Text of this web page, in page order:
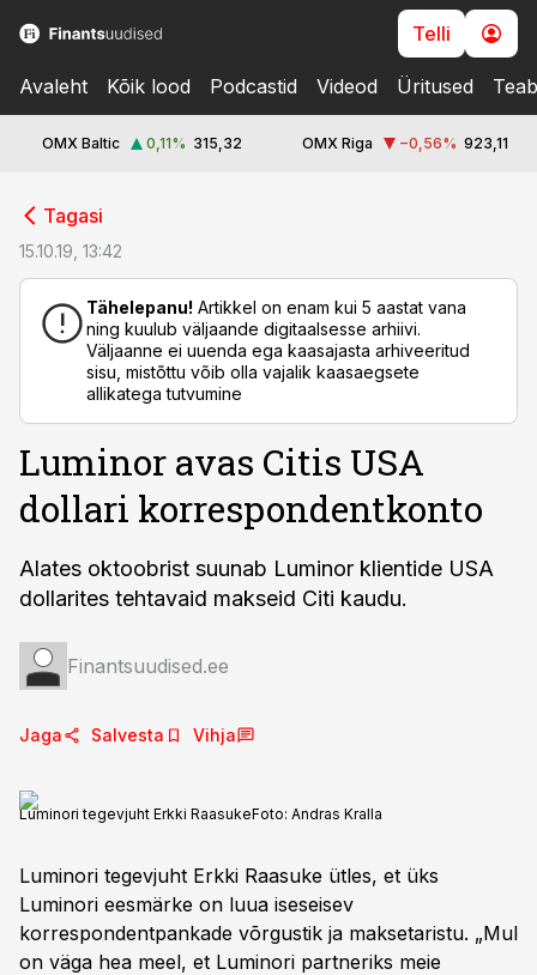
Telli
Avaleht Kõik lood Podcastid Videod Üritused
OMX Baltic 0,11% 315,32 OMX Riga −0,56% 923,11
Tagasi
15.10.19, 13:42
Tähelepanu! Artikkel on enam kui 5 aastat vana
ning kuulub väljaande digitaalsesse arhiivi.
Väljaanne ei uuenda ega kaasajasta arhiveeritud
sisu, mistõttu võib olla vajalik kaasaegsete
allikatega tutvumine
Luminor avas Citis USA
dollari korrespondentkonto
Alates oktoobrist suunab Luminor klientide USA
dollarites tehtavaid makseid Citi kaudu.
Finantsuudised.ee
Jaga Salvesta Vihja
Luminori tegevjuht Erkki RaasukeFoto: Andras Kralla
Luminori tegevjuht Erkki Raasuke ütles, et üks
Luminori eesmärke on luua iseseisev
korrespondentpankade võrgustik ja maksetaristu. „Mul
on väga hea meel, et Luminori partneriks meie